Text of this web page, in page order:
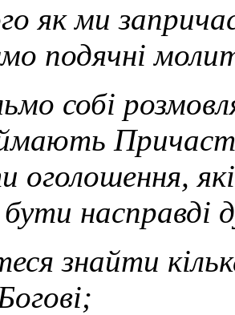
як ми
подячні
собі
оголошення,
насправді
знайти